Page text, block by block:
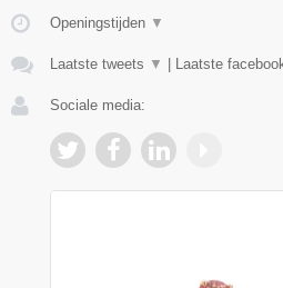
Openingstijden ▼
Laatste tweets ▼ Laatste
Sociale media: